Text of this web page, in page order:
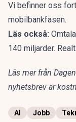
Vi befinner oss
mobilbankfasen.
Läs också:
140 miljarder.
Läs mer från
nyhetsbrev är
AI Jobb